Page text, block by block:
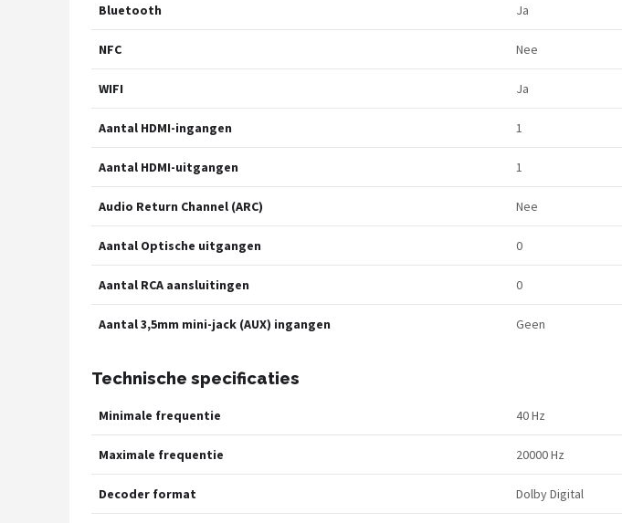
Bluetooth Ja
NFC Nee
WIFI Ja
Aantal HDMI-ingangen 1
Aantal HDMI-uitgangen 1
Audio Return Channel (ARC) Nee
Aantal Optische uitgangen 0
Aantal RCA aansluitingen 0
Aantal 3,5mm mini-jack (AUX) ingangen Geen
Technische specificaties
Minimale frequentie 40 Hz
Maximale frequentie 20000 Hz
Decoder format Dolby Digital